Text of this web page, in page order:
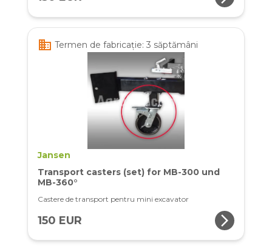
business Termen de fabricație: 3 săptămâni
Jansen
Transport casters (set) for MB-300 und
MB-360°
Castere de transport pentru mini excavator
150 EUR arrow_forward_ios